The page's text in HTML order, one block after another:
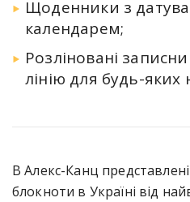
Щоденники з
календарем;
Розліновані
лінію для будь-яких
В Алекс-Канц
блокноти в Україні від